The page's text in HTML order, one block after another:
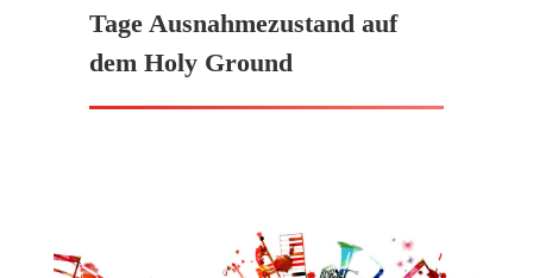
Tage Ausnahmezustand auf
dem Holy Ground